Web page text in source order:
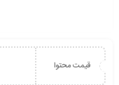
قیمت محتوا